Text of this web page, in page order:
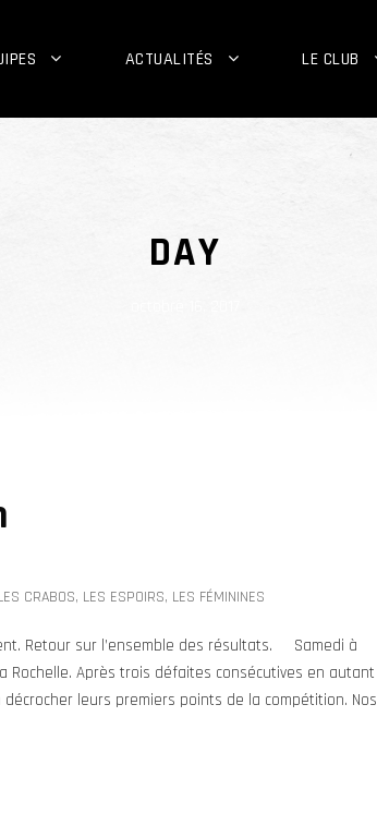
ACTUALITÉS LE CLUB
DAY
CRABOS, LES ESPOIRS, LES FÉMININES
Retour sur l’ensemble des résultats. Samedi à
Rochelle. Après trois défaites consécutives en autant
leurs premiers points de la compétition. Nos